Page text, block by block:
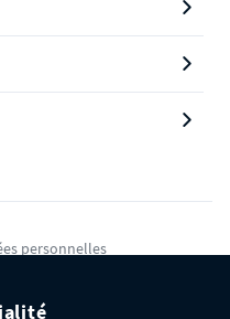
personnelles